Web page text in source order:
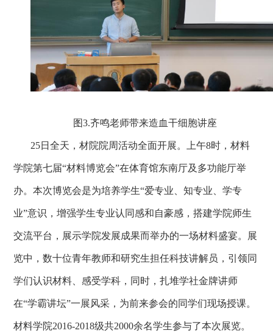
图3.齐鸣老师带来造血干细胞讲座
25日全天，材院院周活动全面开展。上午8时，材料
学院第七届“材料博览会”在体育馆东南厅及多功能厅举
办。本次博览会是为培养学生“爱专业、知专业、学专
业”意识，增强学生专业认同感和自豪感，搭建学院师生
交流平台，展示学院发展成果而举办的一场材料盛宴。展
览中，数十位青年教师和研究生担任科技讲解员，引领同
学们认识材料、感受学科，同时，扎堆学社金牌讲师
在“学霸讲坛”一展风采，为前来参会的同学们现场授课。
材料学院2016-2018级共2000余名学生参与了本次展览。